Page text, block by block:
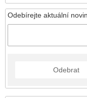
Odebírejte aktuální
Odebrat